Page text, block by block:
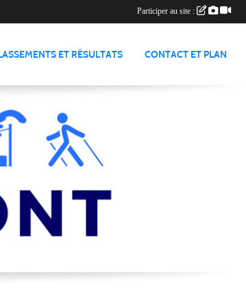
ET RÉSULTATS CONTACT ET PLAN
Participer au site :